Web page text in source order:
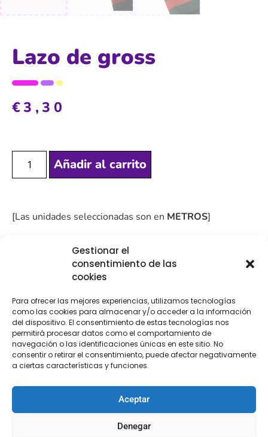
Gestionar el
consentimiento de las
cookies
Para ofrecer las mejores experiencias, utilizamos tecnologías
como las cookies para almacenar y/o acceder a la información
del dispositivo. El consentimiento de estas tecnologías nos
permitirá procesar datos como el comportamiento de
navegación o las identificaciones únicas en este sitio. No
consentir o retirar el consentimiento, puede afectar negativamente
a ciertas características y funciones.
Aceptar
Denegar
Lazo de gross
€3,30
Añadir al carrito
[Las unidades seleccionadas son en METROS]
SEGURA
Descripción
Descripción